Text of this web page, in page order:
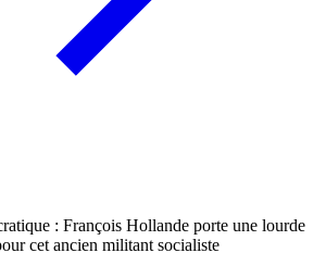
: François Hollande porte une lourde
cet ancien militant socialiste